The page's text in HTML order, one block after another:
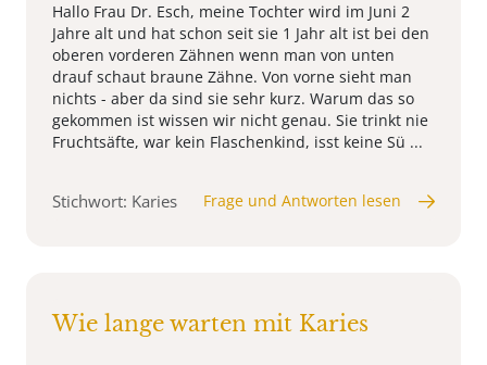
Hallo Frau Dr. Esch, meine Tochter wird im Juni 2
Jahre alt und hat schon seit sie 1 Jahr alt ist bei den
oberen vorderen Zähnen wenn man von unten
drauf schaut braune Zähne. Von vorne sieht man
nichts - aber da sind sie sehr kurz. Warum das so
gekommen ist wissen wir nicht genau. Sie trinkt nie
Fruchtsäfte, war kein Flaschenkind, isst keine Sü ...
Stichwort: Karies Frage und Antworten lesen
Wie lange warten mit Karies